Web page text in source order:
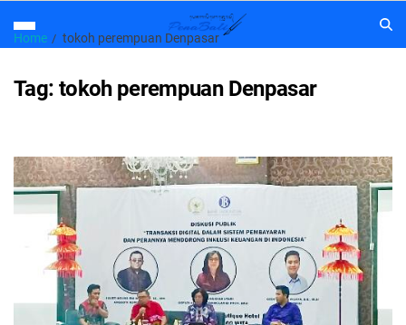
Home tokoh perempuan Denpasar
Tag: tokoh perempuan Denpasar